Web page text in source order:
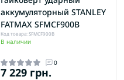
аккумуляторный STANLEY
FATMAX SFMCF900B
Код товара: SFMCF900B
В наличии
0
7 229 грн.